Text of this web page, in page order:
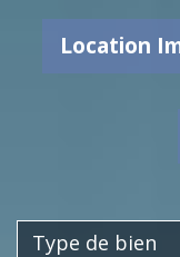
Location
Type de bien